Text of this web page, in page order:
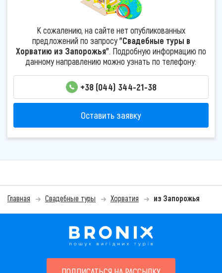
К сожалению, на сайте нет опубликованных
предложений по запросу"Свадебные туры в
Хорватию из Запорожья". Подробную информацию по
данному направлению можно узнать по телефону:
+38 (044) 344-21-38
Оставить заявку
Главная Свадебные туры Хорватия из Запорожья